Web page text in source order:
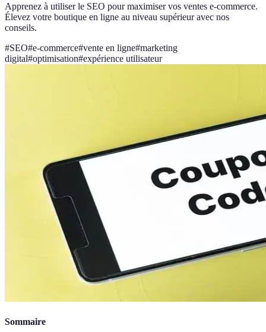
Apprenez à utiliser le SEO pour maximiser vos ventes e-commerce.
Élevez votre boutique en ligne au niveau supérieur avec nos
conseils.
#SEO#e-commerce#vente en ligne#marketing
digital#optimisation#expérience utilisateur
Sommaire